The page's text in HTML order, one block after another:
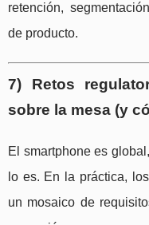
retención,
de producto.
7) Retos
sobre la mesa (y
El smartphone es
lo es. En la práctica,
un mosaico de